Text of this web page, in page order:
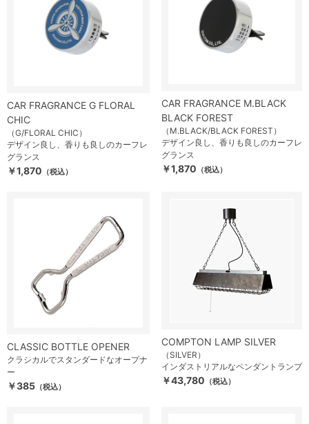
CAR FRAGRANCE G FLORAL
CHIC
（G/FLORAL CHIC）
デザイン良し、香りも良しのカーフレ
グランス
￥1,870 （税込）
CAR FRAGRANCE M.BLACK
BLACK FOREST
（M.BLACK/BLACK FOREST）
デザイン良し、香りも良しのカーフレ
グランス
￥1,870 （税込）
CLASSIC BOTTLE OPENER
クラシカルでスタンダードなオープナ
ー
￥385 （税込）
COMPTON LAMP SILVER
（SILVER）
インダストリアルなペンダントランプ
￥43,780 （税込）